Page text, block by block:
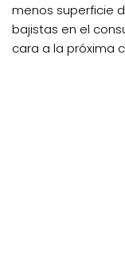
menos superficie
bajistas en el
cara a la próxima